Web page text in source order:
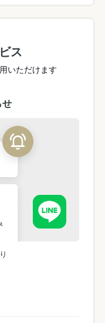
ス
いただけます
せ